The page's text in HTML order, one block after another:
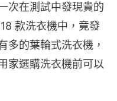
次在測試中發現貴的
款洗衣機中，竟發
多的葉輪式洗衣機，
家選購洗衣機前可以